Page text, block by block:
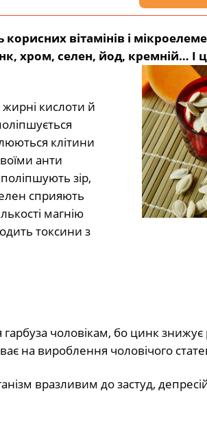
вітамінів і
хром, селен, йод, кремній… І
кислоти й
клітини
анти
зір,
сприяють
магнію
токсини з
чоловікам, бо цинк
на вироблення чоловічого
вразливим до застуд,